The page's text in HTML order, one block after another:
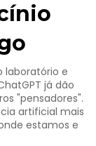
laboratório e
já dão
"pensadores".
artificial mais
estamos e